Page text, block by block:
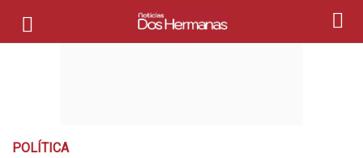
POLÍTICA